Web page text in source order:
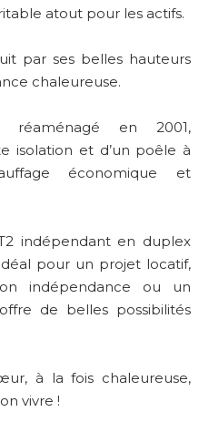
atout pour les actifs.
par ses belles hauteurs
chaleureuse.
réaménagé en 2001,
isolation et d’un poêle à
économique et
indépendant en duplex
pour un projet locatif,
indépendance ou un
de belles possibilités
à la fois chaleureuse,
vivre !